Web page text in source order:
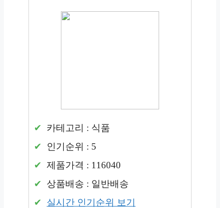
카테고리 : 식품
인기순위 : 5
제품가격 : 116040
상품배송 : 일반배송
실시간 인기순위 보기